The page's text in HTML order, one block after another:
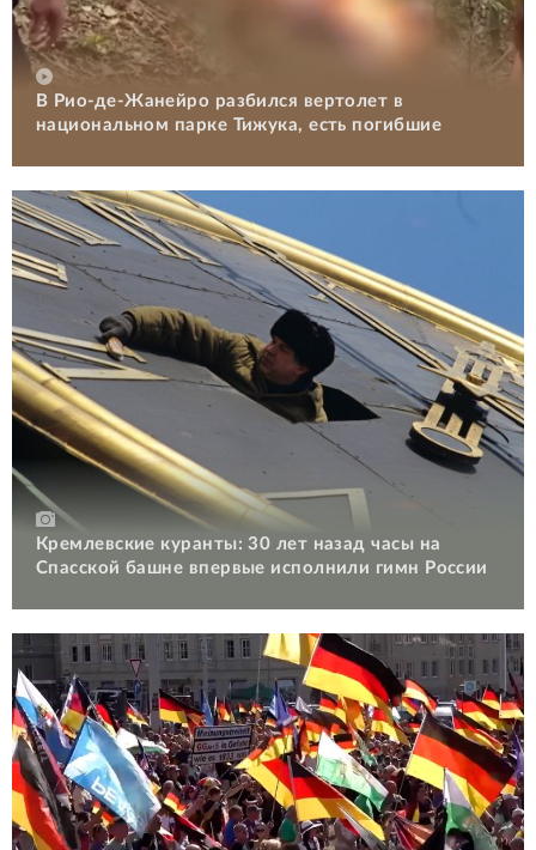
В Рио-де-Жанейро разбился вертолет в
национальном парке Тижука, есть погибшие
Кремлевские куранты: 30 лет назад часы на
Спасской башне впервые исполнили гимн России